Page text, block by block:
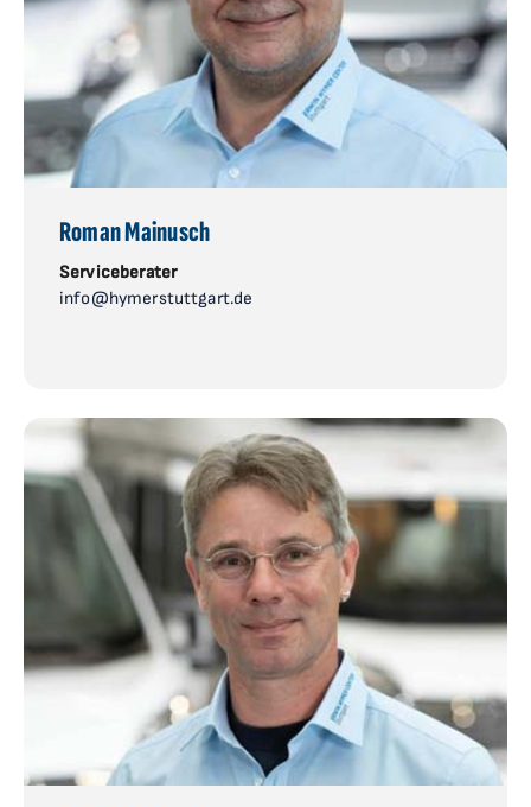
Roman Mainusch
Serviceberater
info@hymerstuttgart.de